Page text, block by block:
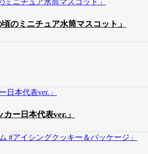
のミニチュア水筒マスコット」
ー日本代表ver.」